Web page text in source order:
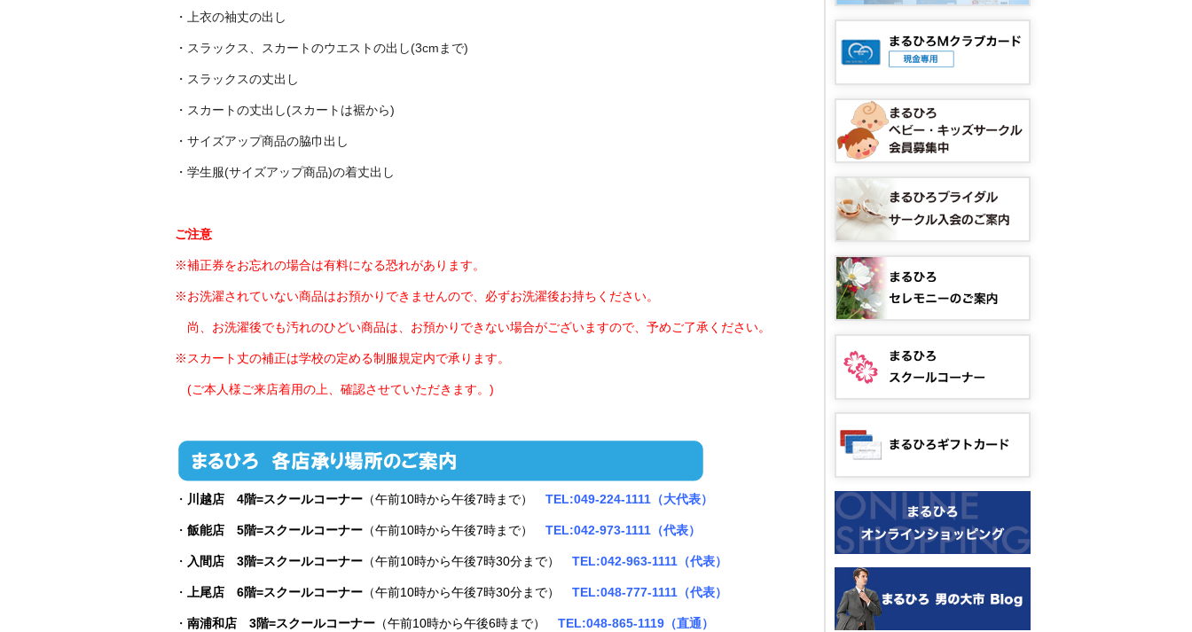
・上衣の袖丈の出し
・スラックス、スカートのウエストの出し(3cmまで)
・スラックスの丈出し
・スカートの丈出し(スカートは裾から)
・サイズアップ商品の脇巾出し
・学生服(サイズアップ商品)の着丈出し
ご注意
※補正券をお忘れの場合は有料になる恐れがあります。
※お洗濯されていない商品はお預かりできませんので、必ずお洗濯後お持ちください。
尚、お洗濯後でも汚れのひどい商品は、お預かりできない場合がございますので、予めご了承ください。
※スカート丈の補正は学校の定める制服規定内で承ります。
(ご本人様ご来店着用の上、確認させていただきます。)
・ 川越店 4階=スクールコーナー （午前10時から午後7時まで） TEL:049-224-1111（大代表）
・ 飯能店 5階=スクールコーナー （午前10時から午後7時まで） TEL:042-973-1111（代表）
・ 入間店 3階=スクールコーナー （午前10時から午後7時30分まで） TEL:042-963-1111（代表）
・ 上尾店 6階=スクールコーナー （午前10時から午後7時30分まで） TEL:048-777-1111（代表）
・ 南浦和店 3階=スクールコーナー （午前10時から午後6時まで） TEL:048-865-1119（直通）